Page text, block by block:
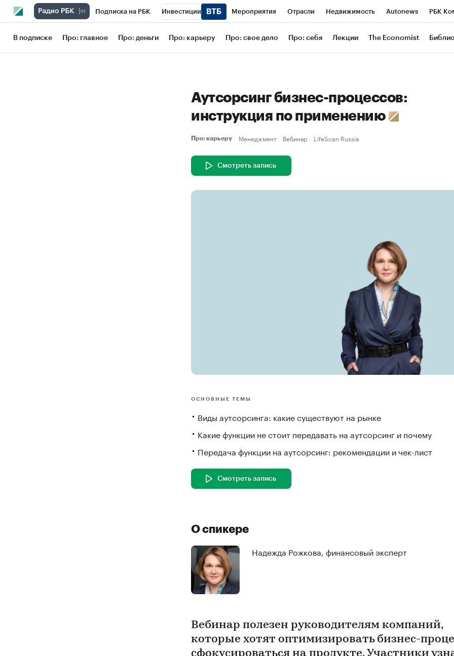
Подписка на РБК Инвестиции Мероприятия Отрасли Недвижимость Autonews РБК
Школа управления РБК РБК Образование РБК Life Тренды Визионеры
В подписке Про: главное Про: деньги Про: карьеру Про: свое дело Про: себя Лекции The Economist
Аутсорсинг бизнес-процессов:
инструкция по применению
Про: карьеру Менеджмент Вебинар LifeScan Russia
Смотреть запись
ОСНОВНЫЕ ТЕМЫ
Виды аутсорсинга: какие существуют на рынке
Какие функции не стоит передавать на аутсорсинг и почему
Передача функции на аутсорсинг: рекомендации и чек-лист
Смотреть запись
О спикере
Надежда Рожкова, финансовый эксперт
Вебинар полезен руководителям компаний,
которые хотят оптимизировать бизнес-
сфокусироваться на продукте. Участники